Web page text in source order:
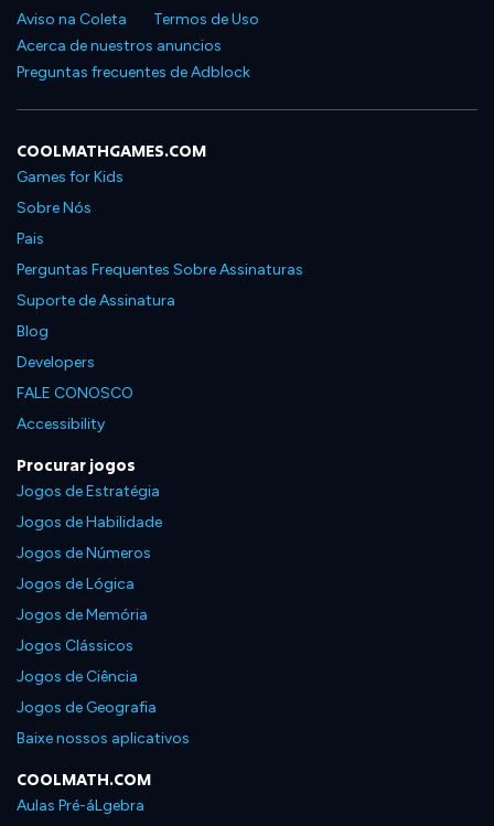
Aviso na Coleta
Termos de Uso
Acerca de nuestros anuncios
Preguntas frecuentes de Adblock
COOLMATHGAMES.COM
Games for Kids
Sobre Nós
Pais
Perguntas Frequentes Sobre Assinaturas
Suporte de Assinatura
Blog
Developers
FALE CONOSCO
Accessibility
Procurar jogos
Jogos de Estratégia
Jogos de Habilidade
Jogos de Números
Jogos de Lógica
Jogos de Memória
Jogos Clássicos
Jogos de Ciência
Jogos de Geografia
Baixe nossos aplicativos
COOLMATH.COM
Aulas Pré-áLgebra